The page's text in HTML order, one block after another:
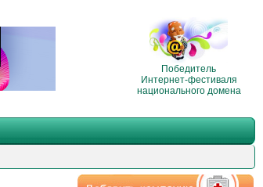
Победитель
Интернет-фестиваля
национального домена